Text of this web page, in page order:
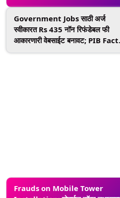
जाणून घ्या काय आहे सत्य
Government Jobs साठी अर्ज
स्वीकारत Rs 435 नॉन रिफंडेबल फी
आकारणारी वेबसाईट बनावट; PIB Fact
Frauds on Mobile Tower